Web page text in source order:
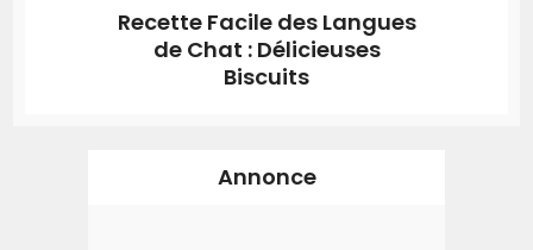
Recette Facile des Langues
de Chat : Délicieuses
Biscuits
Annonce